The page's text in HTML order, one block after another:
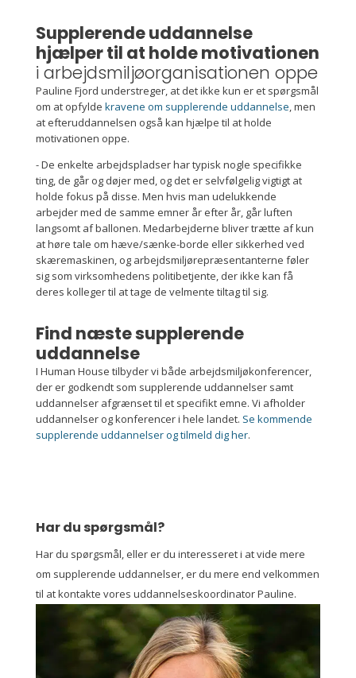
Supplerende uddannelse
hjælper til at holde motivationen
i arbejdsmiljøorganisationen oppe
Pauline Fjord understreger, at det ikke kun er et spørgsmål
om at opfylde kravene om supplerende uddannelse, men
at efteruddannelsen også kan hjælpe til at holde
motivationen oppe.
- De enkelte arbejdspladser har typisk nogle specifikke
ting, de går og døjer med, og det er selvfølgelig vigtigt at
holde fokus på disse. Men hvis man udelukkende
arbejder med de samme emner år efter år, går luften
langsomt af ballonen. Medarbejderne bliver trætte af kun
at høre tale om hæve/sænke-borde eller sikkerhed ved
skæremaskinen, og arbejdsmiljørepræsentanterne føler
sig som virksomhedens politibetjente, der ikke kan få
deres kolleger til at tage de velmente tiltag til sig.
Find næste supplerende
uddannelse
I Human House tilbyder vi både arbejdsmiljøkonferencer,
der er godkendt som supplerende uddannelser samt
uddannelser afgrænset til et specifikt emne. Vi afholder
uddannelser og konferencer i hele landet. Se kommende
supplerende uddannelser og tilmeld dig her.
Har du spørgsmål?
Har du spørgsmål, eller er du interesseret i at vide mere
om supplerende uddannelser, er du mere end velkommen
til at kontakte vores uddannelseskoordinator Pauline.